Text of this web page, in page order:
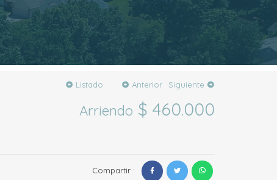
Listado Anterior Siguiente
Arriendo $ 460.000
Compartir :